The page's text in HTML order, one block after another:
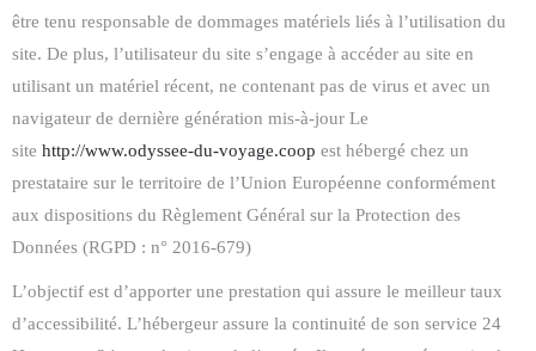
être tenu responsable de dommages matériels liés à l’utilisation du
site. De plus, l’utilisateur du site s’engage à accéder au site en
utilisant un matériel récent, ne contenant pas de virus et avec un
navigateur de dernière génération mis-à-jour Le
site http://www.odyssee-du-voyage.coop est hébergé chez un
prestataire sur le territoire de l’Union Européenne conformément
aux dispositions du Règlement Général sur la Protection des
Données (RGPD : n° 2016-679)
L’objectif est d’apporter une prestation qui assure le meilleur taux
d’accessibilité. L’hébergeur assure la continuité de son service 24